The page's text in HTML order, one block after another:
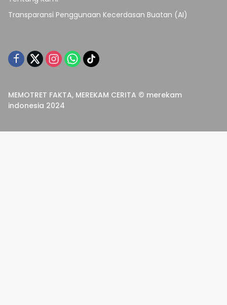
Transparansi Penggunaan Kecerdasan Buatan (AI)
MEMOTRET FAKTA, MEREKAM CERITA © merekam
indonesia 2024